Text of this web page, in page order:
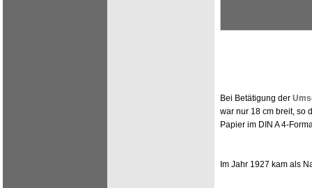
Bei Betätigung der
war nur 18 cm breit, so
Papier im DIN A 4-
Im Jahr 1927 kam als